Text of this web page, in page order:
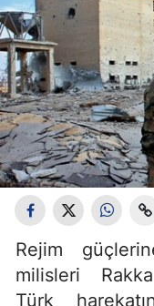
Rejim
milisleri
Türk